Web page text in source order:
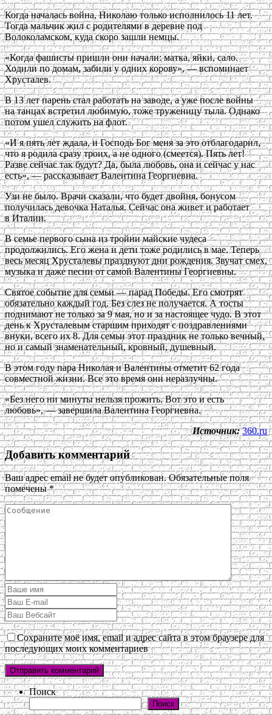
Когда началась война, Николаю только исполнилось 11 лет.
Тогда мальчик жил с родителями в деревне под
Волоколамском, куда скоро зашли немцы.
«Когда фашисты пришли они начали: матка, яйки, сало.
Ходили по домам, забили у одних корову», — вспоминает
Хрусталев.
В 13 лет парень стал работать на заводе, а уже после войны
на танцах встретил любимую, тоже труженицу тыла. Однако
потом ушел служить на флот.
«И я пять лет ждала, и Господь Бог меня за это отблагодарил,
что я родила сразу троих, а не одного (смеется). Пять лет!
Разве сейчас так будут? Да, была любовь, она и сейчас у нас
есть», — рассказывает Валентина Георгиевна.
Узи не было. Врачи сказали, что будет двойня, бонусом
получилась девочка Наталья. Сейчас она живет и работает
в Италии.
В семье первого сына из тройни майские чудеса
продолжились. Его жена и дети тоже родились в мае. Теперь
весь месяц Хрусталевы празднуют дни рождения. Звучат смех,
музыка и даже песни от самой Валентины Георгиевны.
Святое событие для семьи — парад Победы. Его смотрят
обязательно каждый год. Без слез не получается. А тосты
поднимают не только за 9 мая, но и за настоящее чудо. В этот
день к Хрусталевым старшим приходят с поздравлениями
внуки, всего их 8. Для семьи этот праздник не только вечный,
но и самый знаменательный, кровный, душевный.
В этом году пара Николая и Валентины отметит 62 года
совместной жизни. Все это время они неразлучны.
«Без него ни минуты нельзя прожить. Вот это и есть
любовь», — завершила Валентина Георгиевна.
Источник: 360.ru
Добавить комментарий
Ваш адрес email не будет опубликован. Обязательные поля
помечены*
Сохраните моё имя, email и адрес сайта в этом браузере для
последующих моих комментариев
Поиск
Поиск